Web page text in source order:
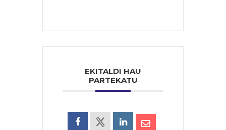
EKITALDI HAU
PARTEKATU